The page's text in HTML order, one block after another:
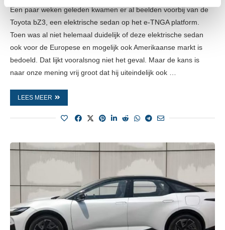
intrekken in de Cookieverklaring.
We gebruiken cookies om content en advertenties te
personaliseren, om functies voor social media te bieden
en om ons websiteverkeer te analyseren. Ook delen we
informatie over uw gebruik van onze site met onze
partners voor social media, adverteren en analyse. Deze
partners kunnen deze gegevens combineren met andere
verzameld op basis van uw gebruik van hun services.
Een paar weken geleden kwamen er al beelden voorbij van de
Toyota bZ3, een elektrische sedan op het e-TNGA platform.
Toen was al niet helemaal duidelijk of deze elektrische sedan
ook voor de Europese en mogelijk ook Amerikaanse markt is
bedoeld. Dat lijkt vooralsnog niet het geval. Maar de kans is
naar onze mening vrij groot dat hij uiteindelijk ook …
LEES MEER